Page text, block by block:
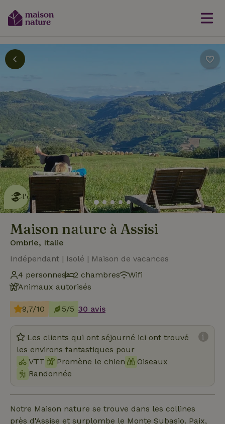
Cette Maison Nature fait de
l'effet
en savoir plus
Maison nature à Assisi
Ombrie, Italie
Indépendant | Isolé | Maison de vacances
4 personnes
2 chambres
Wifi
Animaux autorisés
9,7/10 5/5 30 avis
Les clients qui ont séjourné ici ont trouvé
les environs fantastiques pour
VTT
Promène le chien
Oiseaux
Randonnée
Notre Maison nature se trouve dans les collines
près d'Assise et surplombe le Monte Subasio. Paix,